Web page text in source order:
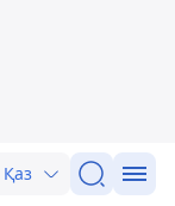
Қаз